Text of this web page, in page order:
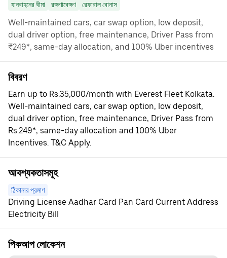
যানবাহনের বীমা রক্ষণাবেক্ষণ রেফারাল বোনাস
Well-maintained cars, car swap option, low deposit,
dual driver option, free maintenance, Driver Pass from
₹249*, same-day allocation, and 100% Uber incentives
বিবরণ
Earn up to Rs.35,000/month with Everest Fleet Kolkata.
Well-maintained cars, car swap option, low deposit,
dual driver option, free maintenance, Driver Pass from
Rs.249*, same-day allocation and 100% Uber
Incentives. T&C Apply.
আবশ্যকতাসমূহ
ঠিকানার প্রমাণ
Driving License Aadhar Card Pan Card Current Address
Electricity Bill
পিকআপ লোকেশন